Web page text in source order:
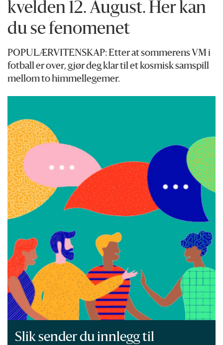
kvelden 12. August. Her kan
du se fenomenet
POPULÆRVITENSKAP: Etter at sommerens VM i
fotball er over, gjør deg klar til et kosmisk samspill
mellom to himmellegemer.
Slik sender du innlegg til